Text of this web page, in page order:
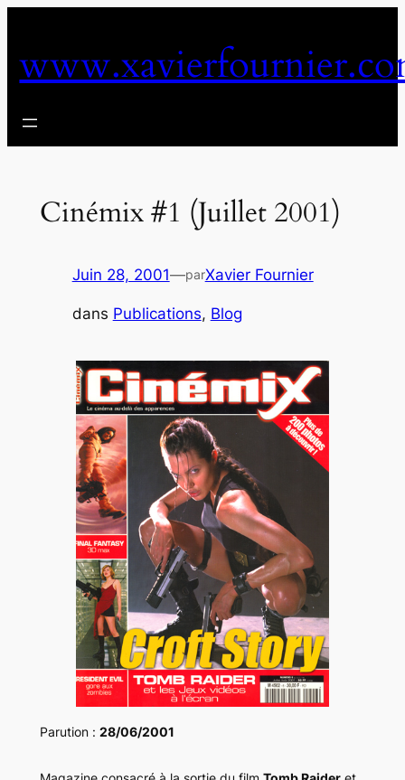
contenu
Cinémix #1 (Juillet 2001)
Juin 28, 2001—parXavier Fournier
dans Publications, Blog
Parution : 28/06/2001